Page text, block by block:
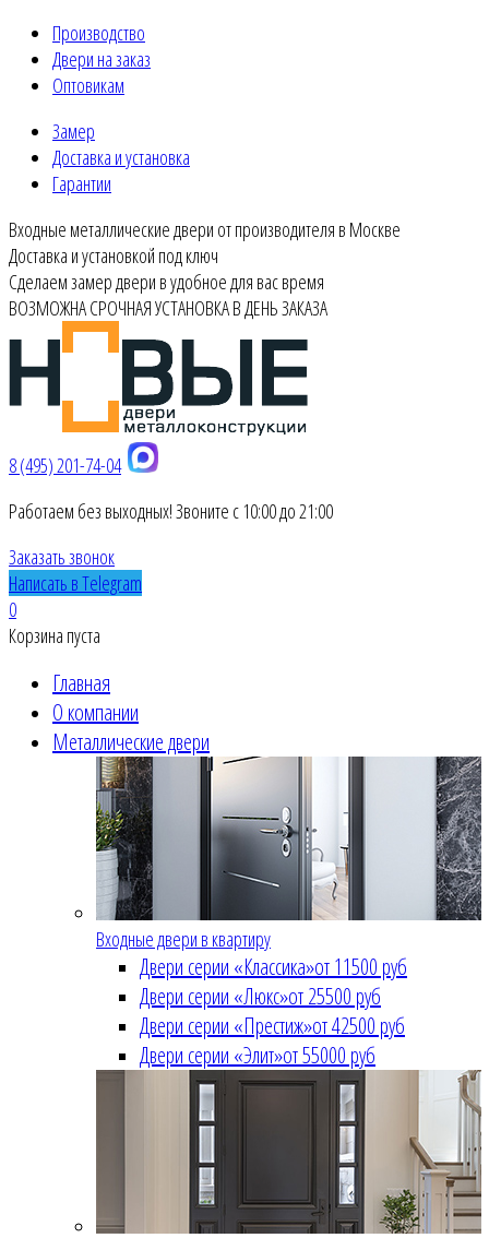
Производство
Двери на заказ
Оптовикам
Замер
Доставка и установка
Гарантии
Входные металлические двери от производителя в Москве
Доставка и установкой под ключ
Сделаем замер двери в удобное для вас время
ВОЗМОЖНА СРОЧНАЯ УСТАНОВКА В ДЕНЬ ЗАКАЗА
8 (495) 201-74-04
Работаем без выходных! Звоните с 10:00 до 21:00
Заказать звонок
Написать в Telegram
0
Корзина пуста
Главная
О компании
Металлические двери
Входные двери в квартиру
Двери серии «Классика»от 11500 руб
Двери серии «Люкс»от 25500 руб
Двери серии «Престиж»от 42500 руб
Двери серии «Элит»от 55000 руб